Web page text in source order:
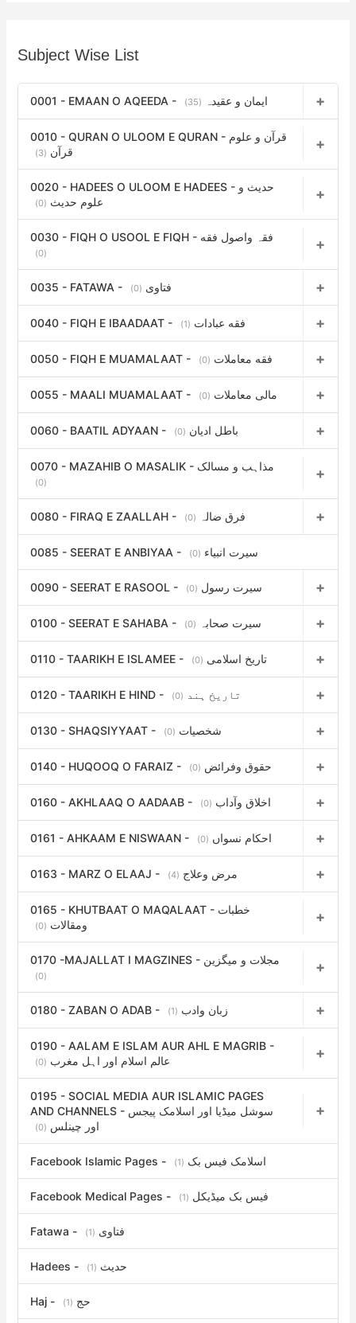
c
h
:
Subject Wise List
0001 - EMAAN O AQEEDA - ایمان و عقیدہ (35)
0010 - QURAN O ULOOM E QURAN - قرآن و علوم
قرآن (3)
0020 - HADEES O ULOOM E HADEES - حدیث و
علوم حدیث (0)
0030 - FIQH O USOOL E FIQH - فقہ واصول فقه
(0)
0035 - FATAWA - فتاوی (0)
0040 - FIQH E IBAADAAT - فقه عبادات (1)
0050 - FIQH E MUAMALAAT - فقه معاملات (0)
0055 - MAALI MUAMALAAT - مالی معاملات (0)
0060 - BAATIL ADYAAN - باطل ادیان (0)
0070 - MAZAHIB O MASALIK - مذاہب و مسالک
(0)
0080 - FIRAQ E ZAALLAH - فرق ضالہ (0)
0085 - SEERAT E ANBIYAA - سیرت انبیاء (0)
0090 - SEERAT E RASOOL - سیرت رسول (0)
0100 - SEERAT E SAHABA - سیرت صحابہ (0)
0110 - TAARIKH E ISLAMEE - تاریخ اسلامی (0)
0120 - TAARIKH E HIND - تاریخ ہند (0)
0130 - SHAQSIYYAAT - شخصیات (0)
0140 - HUQOOQ O FARAIZ - حقوق وفرائض (0)
0160 - AKHLAAQ O AADAAB - اخلاق وآداب (0)
0161 - AHKAAM E NISWAAN - احکام نسواں (0)
0163 - MARZ O ELAAJ - مرض وعلاج (4)
0165 - KHUTBAAT O MAQALAAT - خطبات
ومقالات (0)
0170 -MAJALLAT I MAGZINES - مجلات و میگزین
(0)
0180 - ZABAN O ADAB - زبان وادب (1)
0190 - AALAM E ISLAM AUR AHL E MAGRIB -
عالم اسلام اور اہل مغرب (0)
0195 - SOCIAL MEDIA AUR ISLAMIC PAGES
AND CHANNELS - سوشل میڈیا اور اسلامک پیجس
اور چینلس (0)
Facebook Islamic Pages - اسلامک فیس بک (1)
Facebook Medical Pages - فیس بک میڈیکل (1)
Fatawa - فتاوی (1)
Hadees - حدیث (1)
Haj - حج (1)